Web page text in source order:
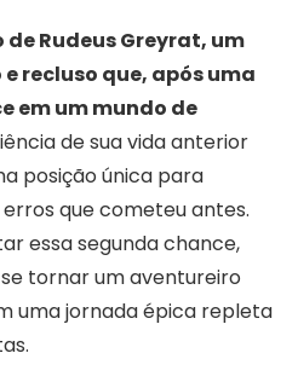
Rudeus Greyrat, um
recluso que, após uma
em um mundo de
de sua vida anterior
posição única para
que cometeu antes.
essa segunda chance,
tornar um aventureiro
uma jornada épica repleta